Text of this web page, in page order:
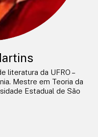
literatura da UFRO –
Mestre em Teoria da
Estadual de São